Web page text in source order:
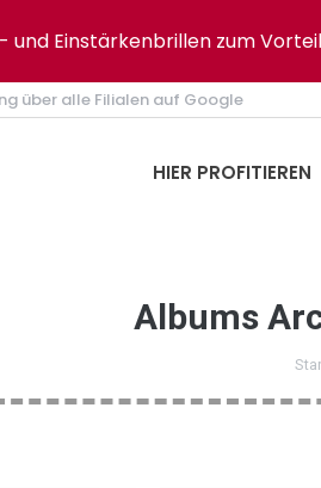
über alle Filialen auf Google
HIER PROFITIEREN
Albums
Einstärkenbrillen zum